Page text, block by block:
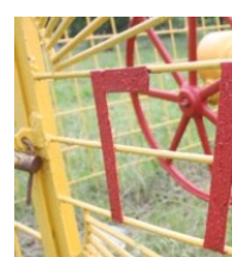
УКРАЇНА
СВІТ
СХЕМИ
КИТАЙ.ВИКЛИКИ
МУЛЬТИМЕДІА
ФОТО
СПЕЦПРОЄКТИ
ПОДКАСТИ